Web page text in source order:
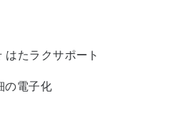
たラクサポート
の電子化